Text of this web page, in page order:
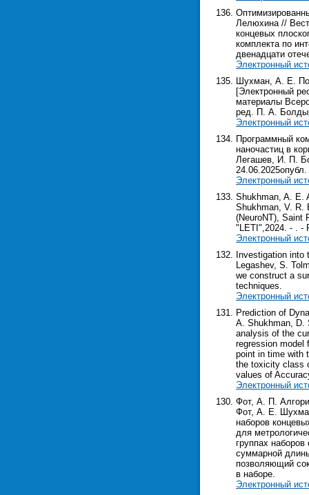
Лелюхина //
концевых
комплекта по
двенадцати
Электронный
Шухман, А. Е.
[Электронный
материалы
ред. П. А.
Электронный
Программный
наночастиц в
Легашев, И. П.
Электронный
Shukhman, A. E.
Shukhman, V. R.
(NeuroNT), Saint
"LETI",2024. - . -
Электронный
Investigation into
Legashev, S.
we construct a
techniques.
Электронный
Prediction of
A. Shukhman, D.
analysis of the
regression model
point in time with
the toxicity class
values of
Электронный
Фот, А. П.
Фот, А. Е.
наборов
для
группах
суммарной
позволяющий
в наборе.
Электронный